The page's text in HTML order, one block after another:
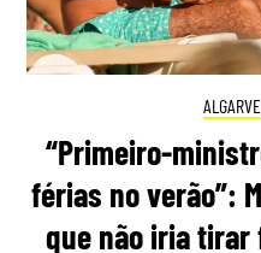
ALGARVE
“Primeiro-
férias no verão”:
que não iria